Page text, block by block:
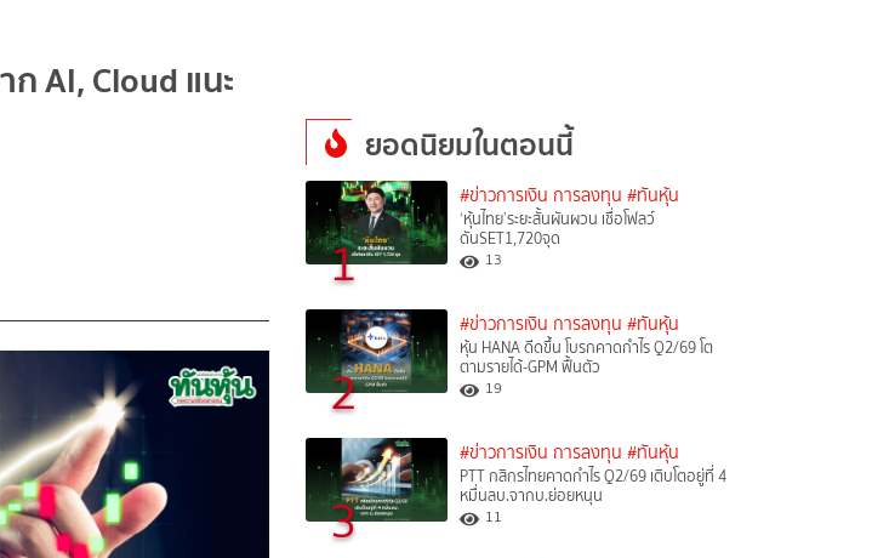
AI, Cloud แนะ
ยอดนิยมในตอนนี้
1
#ข่าวการเงิน การลงทุน #ทันหุ้น
‘หุ้นไทย’ระยะสั้นผันผวน เชื่อโฟลว์
ดันSET1,720จุด
13
2
#ข่าวการเงิน การลงทุน #ทันหุ้น
หุ้น HANA ดีดขึ้น โบรกคาดกำไร Q2/69 โต
ตามรายได้-GPM ฟื้นตัว
19
3
#ข่าวการเงิน การลงทุน #ทันหุ้น
PTT กสิกรไทยคาดกำไร Q2/69 เติบโตอยู่ที่ 4
หมื่นลบ.จากบ.ย่อยหนุน
11